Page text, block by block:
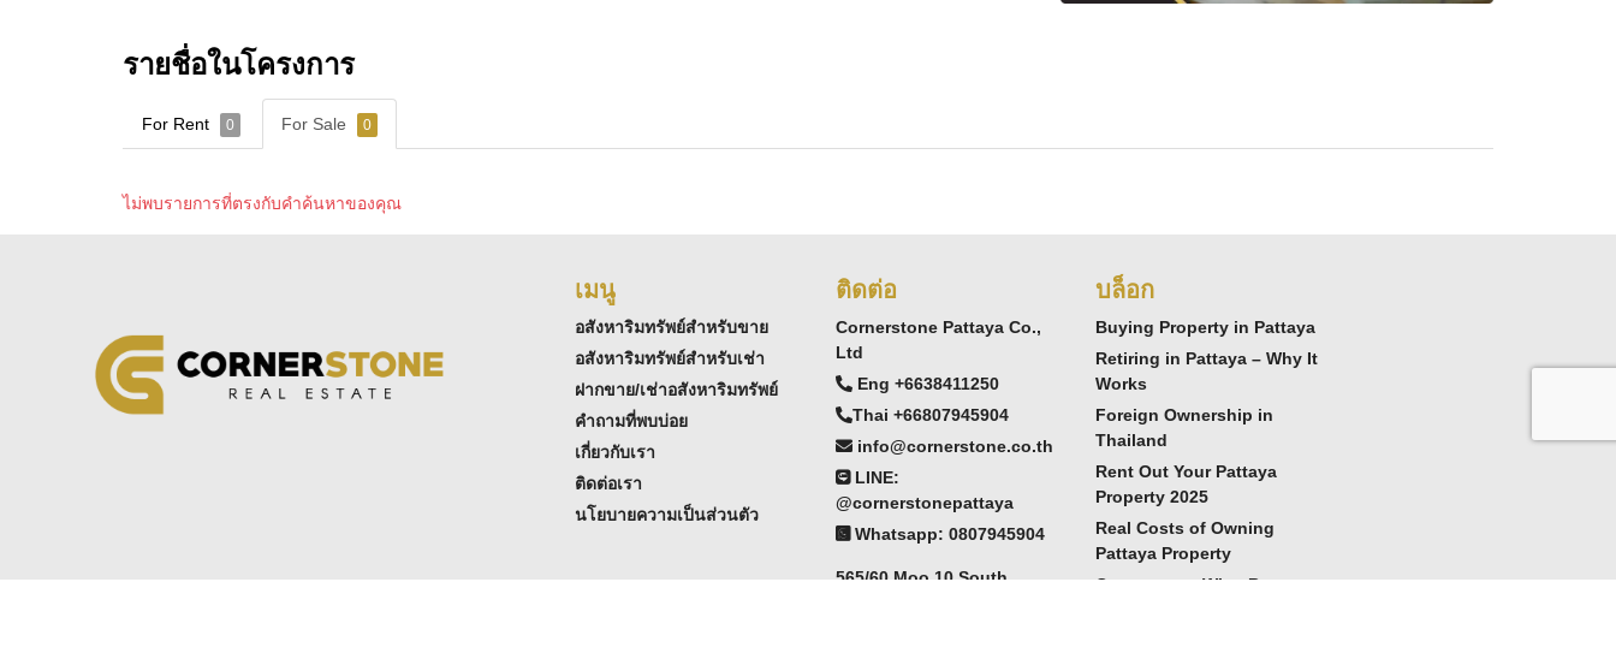
รายชื่อในโครงการ
For Rent 0 For Sale 0
ไม่พบรายการที่ตรงกับคำค้นหาของคุณ
เมนู
อสังหาริมทรัพย์สำหรับขาย
อสังหาริมทรัพย์สำหรับเช่า
ฝากขาย/เช่าอสังหาริมทรัพย์
คำถามที่พบบ่อย
เกี่ยวกับเรา
ติดต่อเรา
นโยบายความเป็นส่วนตัว
ติดต่อ
Cornerstone Pattaya Co.,
Ltd
Eng +6638411250
Thai +66807945904
info@cornerstone.co.th
LINE:
@cornerstonepattaya
Whatsapp: 0807945904
565/60 Moo 10 South
บล็อก
Buying Property in Pattaya
Retiring in Pattaya – Why It
Works
Foreign Ownership in
Thailand
Rent Out Your Pattaya
Property 2025
Real Costs of Owning
Pattaya Property
Cornerstone Wins Best